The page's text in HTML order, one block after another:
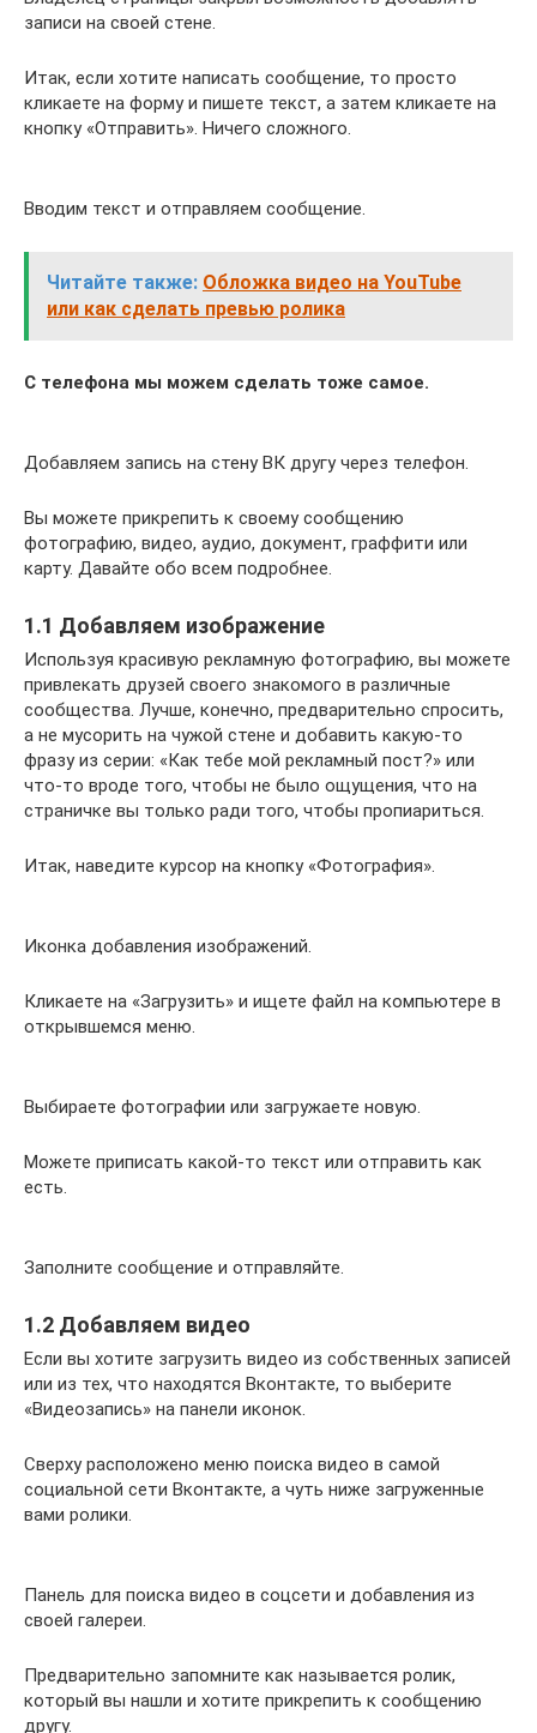
записи на своей стене.
Итак, если хотите написать сообщение, то просто
кликаете на форму и пишете текст, а затем кликаете на
кнопку «Отправить». Ничего сложного.
Вводим текст и отправляем сообщение.
Читайте также: Обложка видео на YouTube
или как сделать превью ролика
C телефона мы можем сделать тоже самое.
Добавляем запись на стену ВК другу через телефон.
Вы можете прикрепить к своему сообщению
фотографию, видео, аудио, документ, граффити или
карту. Давайте обо всем подробнее.
1.1 Добавляем изображение
Используя красивую рекламную фотографию, вы можете
привлекать друзей своего знакомого в различные
сообщества. Лучше, конечно, предварительно спросить,
а не мусорить на чужой стене и добавить какую-то
фразу из серии: «Как тебе мой рекламный пост?» или
что-то вроде того, чтобы не было ощущения, что на
страничке вы только ради того, чтобы пропиариться.
Итак, наведите курсор на кнопку «Фотография».
Иконка добавления изображений.
Кликаете на «Загрузить» и ищете файл на компьютере в
открывшемся меню.
Выбираете фотографии или загружаете новую.
Можете приписать какой-то текст или отправить как
есть.
Заполните сообщение и отправляйте.
1.2 Добавляем видео
Если вы хотите загрузить видео из собственных записей
или из тех, что находятся Вконтакте, то выберите
«Видеозапись» на панели иконок.
Сверху расположено меню поиска видео в самой
социальной сети Вконтакте, а чуть ниже загруженные
вами ролики.
Панель для поиска видео в соцсети и добавления из
своей галереи.
Предварительно запомните как называется ролик,
который вы нашли и хотите прикрепить к сообщению
другу.